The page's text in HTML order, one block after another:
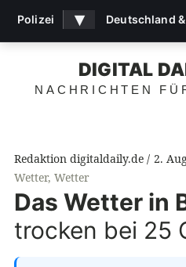
DIGITAL
NACHRICHTEN
Redaktion digitaldaily.de 2.
Wetter, Wetter
Das Wetter in
trocken bei 25
Polizei ▾ Deutschland